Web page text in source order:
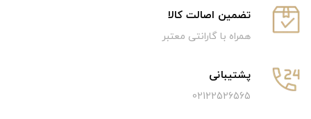
تضمین اصالت کالا
همراه با گارانتی معتبر
پشتیبانی
02122526565